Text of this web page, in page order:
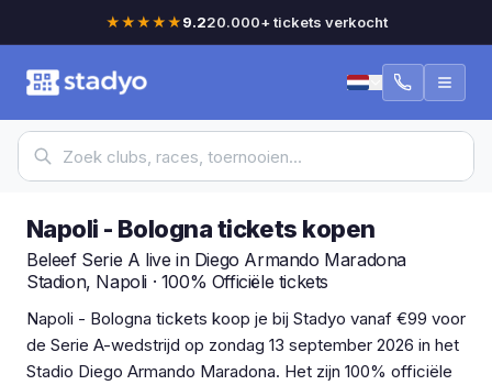
★★★★★9.220.000+ tickets verkocht
Napoli - Bologna tickets kopen
Beleef Serie A live in Diego Armando Maradona
Stadion, Napoli · 100% Officiële tickets
Napoli - Bologna tickets koop je bij Stadyo vanaf €99 voor
de Serie A-wedstrijd op zondag 13 september 2026 in het
Stadio Diego Armando Maradona. Het zijn 100% officiële